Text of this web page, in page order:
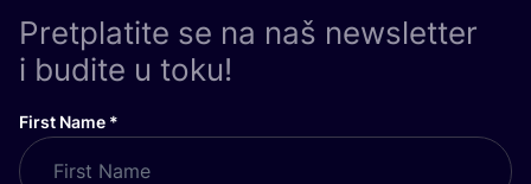
Pretplatite se na naš newsletter
i budite u toku!
First Name *